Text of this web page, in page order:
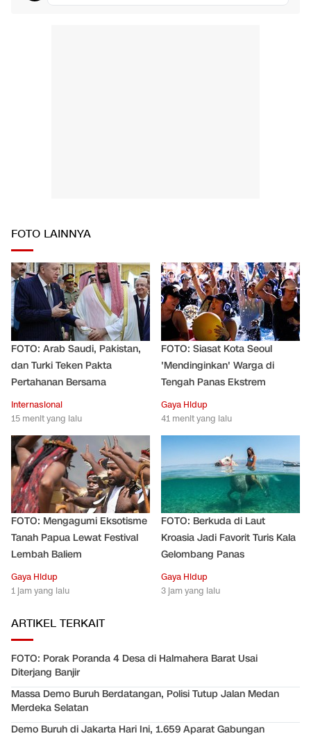
FOTO LAINNYA
FOTO: Arab Saudi, Pakistan,
dan Turki Teken Pakta
Pertahanan Bersama
Internasional
15 menit yang lalu
FOTO: Siasat Kota Seoul
'Mendinginkan' Warga di
Tengah Panas Ekstrem
Gaya Hidup
41 menit yang lalu
FOTO: Mengagumi Eksotisme
Tanah Papua Lewat Festival
Lembah Baliem
Gaya Hidup
1 jam yang lalu
FOTO: Berkuda di Laut
Kroasia Jadi Favorit Turis Kala
Gelombang Panas
Gaya Hidup
3 jam yang lalu
ARTIKEL TERKAIT
FOTO: Porak Poranda 4 Desa di Halmahera Barat Usai
Diterjang Banjir
Massa Demo Buruh Berdatangan, Polisi Tutup Jalan Medan
Merdeka Selatan
Demo Buruh di Jakarta Hari Ini, 1.659 Aparat Gabungan